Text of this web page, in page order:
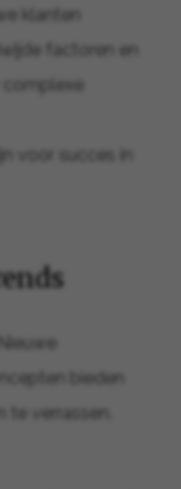
klanten
factoren en
voor succes in
bieden
verrassen.